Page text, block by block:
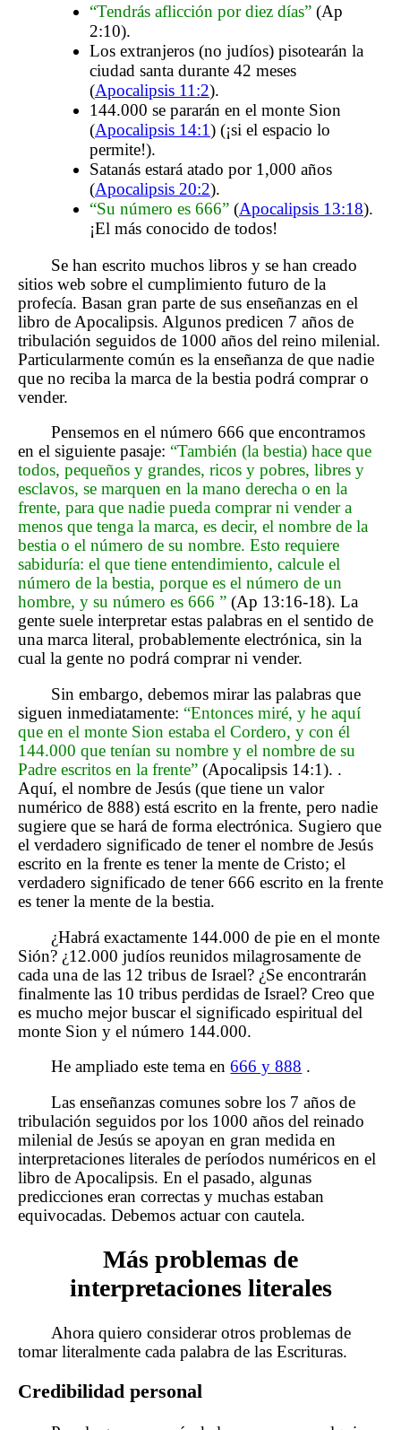
“Tendrás aflicción por diez días” (Ap
2:10).
Los extranjeros (no judíos) pisotearán la
ciudad santa durante 42 meses
(Apocalipsis 11:2).
144.000 se pararán en el monte Sion
(Apocalipsis 14:1) (¡si el espacio lo
permite!).
Satanás estará atado por 1,000 años
(Apocalipsis 20:2).
“Su número es 666” (Apocalipsis 13:18).
¡El más conocido de todos!
Se han escrito muchos libros y se han creado
sitios web sobre el cumplimiento futuro de la
profecía. Basan gran parte de sus enseñanzas en el
libro de Apocalipsis. Algunos predicen 7 años de
tribulación seguidos de 1000 años del reino milenial.
Particularmente común es la enseñanza de que nadie
que no reciba la marca de la bestia podrá comprar o
vender.
Pensemos en el número 666 que encontramos
en el siguiente pasaje: “También (la bestia) hace que
todos, pequeños y grandes, ricos y pobres, libres y
esclavos, se marquen en la mano derecha o en la
frente, para que nadie pueda comprar ni vender a
menos que tenga la marca, es decir, el nombre de la
bestia o el número de su nombre. Esto requiere
sabiduría: el que tiene entendimiento, calcule el
número de la bestia, porque es el número de un
hombre, y su número es 666 ” (Ap 13:16-18). La
gente suele interpretar estas palabras en el sentido de
una marca literal, probablemente electrónica, sin la
cual la gente no podrá comprar ni vender.
Sin embargo, debemos mirar las palabras que
siguen inmediatamente: “Entonces miré, y he aquí
que en el monte Sion estaba el Cordero, y con él
144.000 que tenían su nombre y el nombre de su
Padre escritos en la frente” (Apocalipsis 14:1). .
Aquí, el nombre de Jesús (que tiene un valor
numérico de 888) está escrito en la frente, pero nadie
sugiere que se hará de forma electrónica. Sugiero que
el verdadero significado de tener el nombre de Jesús
escrito en la frente es tener la mente de Cristo; el
verdadero significado de tener 666 escrito en la frente
es tener la mente de la bestia.
¿Habrá exactamente 144.000 de pie en el monte
Sión? ¿12.000 judíos reunidos milagrosamente de
cada una de las 12 tribus de Israel? ¿Se encontrarán
finalmente las 10 tribus perdidas de Israel? Creo que
es mucho mejor buscar el significado espiritual del
monte Sion y el número 144.000.
He ampliado este tema en666 y 888 .
Las enseñanzas comunes sobre los 7 años de
tribulación seguidos por los 1000 años del reinado
milenial de Jesús se apoyan en gran medida en
interpretaciones literales de períodos numéricos en el
libro de Apocalipsis. En el pasado, algunas
predicciones eran correctas y muchas estaban
equivocadas. Debemos actuar con cautela.
Más problemas de
interpretaciones literales
Ahora quiero considerar otros problemas de
tomar literalmente cada palabra de las Escrituras.
Credibilidad personal